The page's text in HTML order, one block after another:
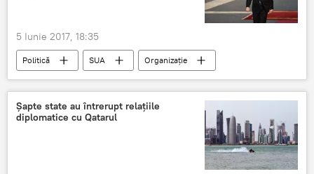
5 Iunie 2017, 18:35
Politică SUA
Organizație
Politici
Șapte state au întrerupt relațiile
diplomatice cu Qatarul